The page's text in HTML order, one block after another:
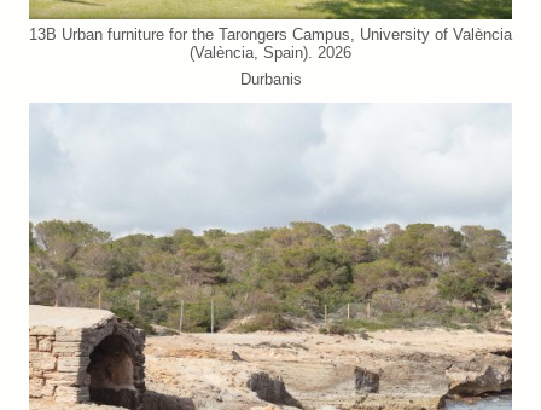
13B Urban furniture for the Tarongers Campus, University of València
(València, Spain). 2026
Durbanis